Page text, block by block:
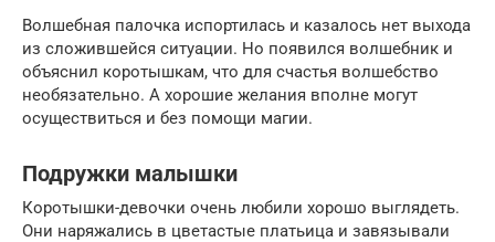
Волшебная палочка испортилась и казалось нет выхода
из сложившейся ситуации. Но появился волшебник и
объяснил коротышкам, что для счастья волшебство
необязательно. А хорошие желания вполне могут
осуществиться и без помощи магии.
Подружки малышки
Коротышки-девочки очень любили хорошо выглядеть.
Они наряжались в цветастые платьица и завязывали